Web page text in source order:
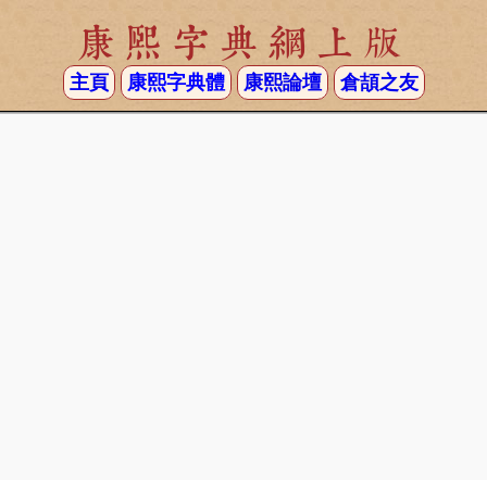
康熙字典網上版
主頁 康熙字典體 康熙論壇 倉頡之友